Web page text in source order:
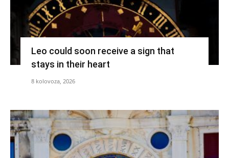
Leo could soon receive a sign that
stays in their heart
8 kolovoza, 2026